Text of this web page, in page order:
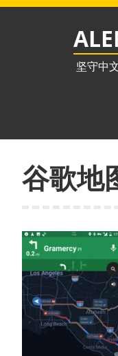
跳
坚守中
谷歌地